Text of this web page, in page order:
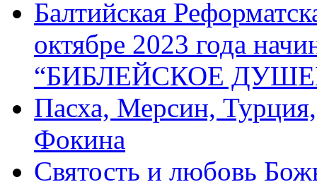
Балтийская
октябре 2023 года
“БИБЛЕЙСКОЕ
Пасха, Мерсин,
Фокина
Святость и любовь